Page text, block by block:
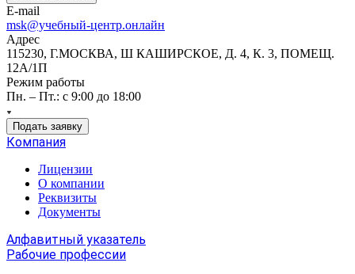
E-mail
msk@учебный-центр.онлайн
Адрес
115230, Г.МОСКВА, Ш КАШИРСКОЕ, Д. 4, К. 3, ПОМЕЩ.
12А/1П
Режим работы
Пн. – Пт.: с 9:00 до 18:00
Подать заявку
Компания
Лицензии
О компании
Реквизиты
Документы
Алфавитный указатель
Рабочие профессии